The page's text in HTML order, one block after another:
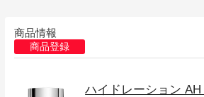
商品情報
商品登録
ハイドレーション AH